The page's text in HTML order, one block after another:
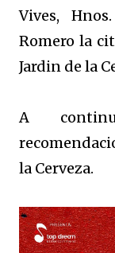
Vives,
Romero la
Jardin de la
A
la Cerveza.